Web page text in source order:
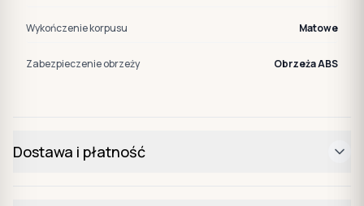
Wykończenie korpusu Matowe
Zabezpieczenie obrzeży Obrzeża ABS
Dostawa i płatność